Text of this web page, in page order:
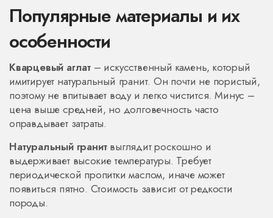
Популярные материалы и их
особенности
Кварцевый аглат – искусственный камень, который
имитирует натуральный гранит. Он почти не пористый,
поэтому не впитывает воду и легко чистится. Минус –
цена выше средней, но долговечность часто
оправдывает затраты.
Натуральный гранитвыглядит роскошно и
выдерживает высокие температуры. Требует
периодической пропитки маслом, иначе может
появиться пятно. Стоимость зависит от редкости
породы.